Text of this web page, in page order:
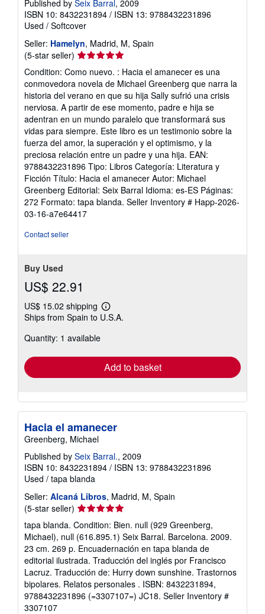
Published by Seix Barral , 2009
ISBN 10: 8432231894 / ISBN 13: 9788432231896
Used / Softcover
Seller: Hamelyn, Madrid, M, Spain
(5-star seller) Seller
5
out
of
5
stars
Condition: Como nuevo. : Hacia el amanecer es una
conmovedora novela de Michael Greenberg que narra la
historia del verano en que su hija Sally sufrió una crisis
nerviosa. A partir de ese momento, padre e hija se
adentran en un mundo paralelo que transformará sus
vidas para siempre. Este libro es un testimonio sobre la
fuerza del amor, la superación y el optimismo, y la
preciosa relación entre un padre y una hija. EAN:
9788432231896 Tipo: Libros Categoría: Literatura y
Ficción Título: Hacia el amanecer Autor: Michael
Greenberg Editorial: Seix Barral Idioma: es-ES Páginas:
272 Formato: tapa blanda. Seller Inventory # Happ-2026-
03-16-a7e64417
Contact seller
Buy Used
US$ 22.91
US$ 15.02 shipping
Learn
more
Ships from Spain to U.S.A.
Quantity: 1 available
Add to basket
Hacia el amanecer
Greenberg, Michael
Published by Seix Barral., 2009
ISBN 10: 8432231894 / ISBN 13: 9788432231896
Used / tapa blanda
Seller: Alcaná Libros, Madrid, M, Spain
(5-star seller) Seller
rating
5
out
of
5
stars
tapa blanda. Condition: Bien. null (929 Greenberg,
Michael), null (616.895.1) Seix Barral. Barcelona. 2009.
23 cm. 269 p. Encuadernación en tapa blanda de
editorial ilustrada. Traducción del inglés por Francisco
Lacruz. Traducción de: Hurry down sunshine. Trastornos
bipolares. Relatos personales . ISBN: 8432231894,
9788432231896 (=3307107=) JC18. Seller Inventory #
3307107